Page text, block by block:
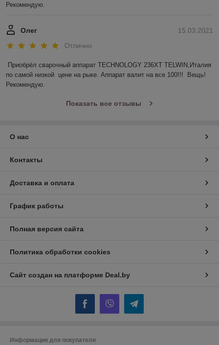
Рекомендую.
15.03.2021
Олег
Отлично
Приобрёл сварочный аппарат TECHNOLOGY 236ХТ TELWIN,Италия
по самой низкой  цене на рыке. Аппарат валит на все 100!!!  Вещь!
Рекомендую.
Показать все отзывы
О нас
Контакты
Доставка и оплата
График работы
Полная версия сайта
Политика обработки cookies
Сайт создан на платформе Deal.by
Информация для покупателя